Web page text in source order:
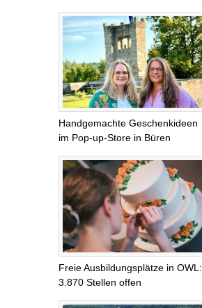
Handgemachte Geschenkideen
im Pop-up-Store in Büren
Freie Ausbildungsplätze in OWL:
3.870 Stellen offen